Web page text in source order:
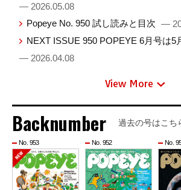
— 2026.05.08
Popeye No. 950 試し読みと目次 —
NEXT ISSUE 950 POPEYE 6月号は5
— 2026.04.08
View More
Backnumber 過去の号はこち
No. 953 No. 952 No.